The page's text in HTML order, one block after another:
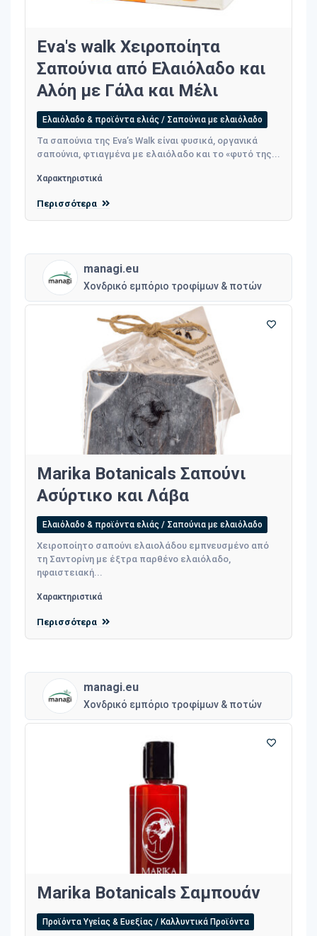
Eva's walk Χειροποίητα
Σαπούνια από Ελαιόλαδο και
Αλόη με Γάλα και Μέλι
Ελαιόλαδο & προϊόντα ελιάς / Σαπούνια με ελαιόλαδο
Τα σαπούνια της Eva’s Walk είναι φυσικά, οργανικά
σαπούνια, φτιαγμένα με ελαιόλαδο και το «φυτό της...
Χαρακτηριστικά
Περισσότερα
managi.eu
Χονδρικό εμπόριο τροφίμων & ποτών
Marika Botanicals Σαπούνι
Ασύρτικο και Λάβα
Ελαιόλαδο & προϊόντα ελιάς / Σαπούνια με ελαιόλαδο
Χειροποίητο σαπούνι ελαιολάδου εμπνευσμένο από
τη Σαντορίνη με έξτρα παρθένο ελαιόλαδο,
ηφαιστειακή...
Χαρακτηριστικά
Περισσότερα
managi.eu
Χονδρικό εμπόριο τροφίμων & ποτών
Marika Botanicals Σαμπουάν
Προϊόντα Υγείας & Ευεξίας / Καλλυντικά Προϊόντα